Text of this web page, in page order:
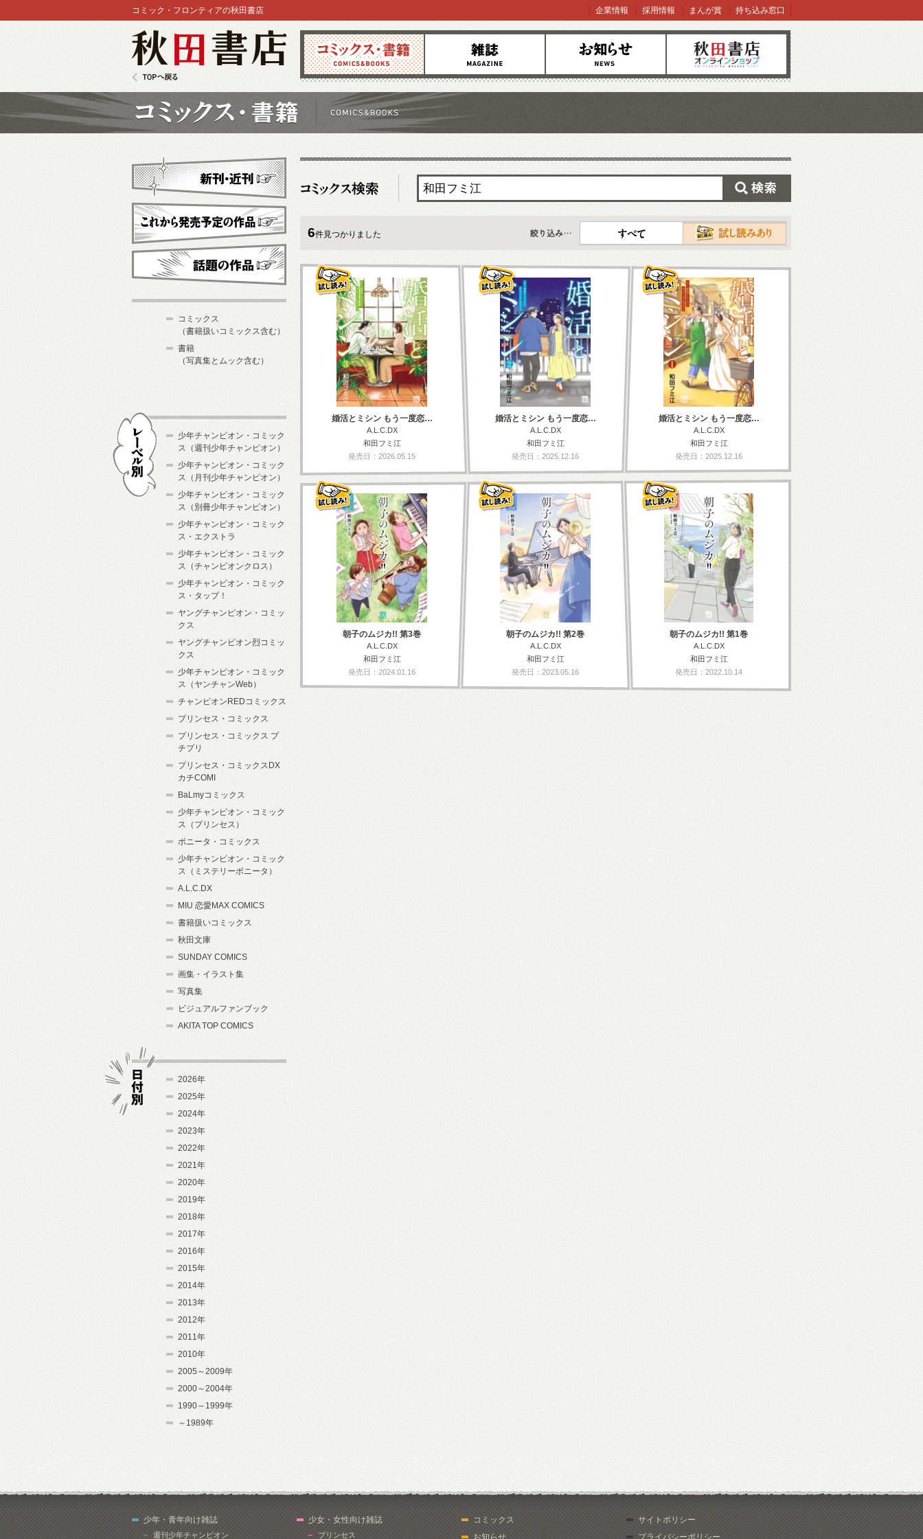
コミックス 雑誌 お知らせ オンラインショップ
コミック・フロンティアの秋田書店 企業情報 採用情報 まんが賞 持ち込み窓口
6件見つかりました
すべて
婚活とミシン もう一度恋…
A.L.C.DX
和田フミ江
発売日：2026.05.15
婚活とミシン もう一度恋…
A.L.C.DX
和田フミ江
発売日：2025.12.16
婚活とミシン もう一度恋…
A.L.C.DX
和田フミ江
発売日：2025.12.16
朝子のムジカ!! 第3巻
A.L.C.DX
和田フミ江
発売日：2024.01.16
朝子のムジカ!! 第2巻
A.L.C.DX
和田フミ江
発売日：2023.05.16
朝子のムジカ!! 第1巻
A.L.C.DX
和田フミ江
発売日：2022.10.14
新刊・近刊
これから発売予定
コミックス
（書籍扱いコミックス含む）
書籍
（写真集とムック含む）
少年チャンピオン・コミック
ス（週刊少年チャンピオン）
少年チャンピオン・コミック
ス（月刊少年チャンピオン）
少年チャンピオン・コミック
ス（別冊少年チャンピオン）
少年チャンピオン・コミック
ス・エクストラ
少年チャンピオン・コミック
ス（チャンピオンクロス）
少年チャンピオン・コミック
ス・タップ！
ヤングチャンピオン・コミッ
クス
ヤングチャンピオン烈コミッ
クス
少年チャンピオン・コミック
ス（ヤンチャンWeb）
チャンピオンREDコミックス
プリンセス・コミックス
プリンセス・コミックス プ
チプリ
プリンセス・コミックスDX
カチCOMI
BaLmyコミックス
少年チャンピオン・コミック
ス（プリンセス）
ボニータ・コミックス
少年チャンピオン・コミック
ス（ミステリーボニータ）
A.L.C.DX
MIU 恋愛MAX COMICS
書籍扱いコミックス
秋田文庫
SUNDAY COMICS
画集・イラスト集
写真集
ビジュアルファンブック
AKITA TOP COMICS
2026年
2025年
2024年
2023年
2022年
2021年
2020年
2019年
2018年
2017年
2016年
2015年
2014年
2013年
2012年
2011年
2010年
2005～2009年
2000～2004年
1990～1999年
～1989年
少年・青年向け雑誌
週刊少年チャンピオン
少女・女性向け雑誌
プリンセス
コミックス
お知らせ
サイトポリシー
プライバシーポリシー